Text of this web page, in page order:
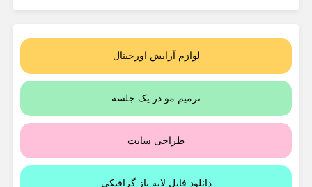
لوازم آرایش اورجینال
ترمیم مو در یک جلسه
طراحی سایت
دانلود فایل لایه باز گرافیکی